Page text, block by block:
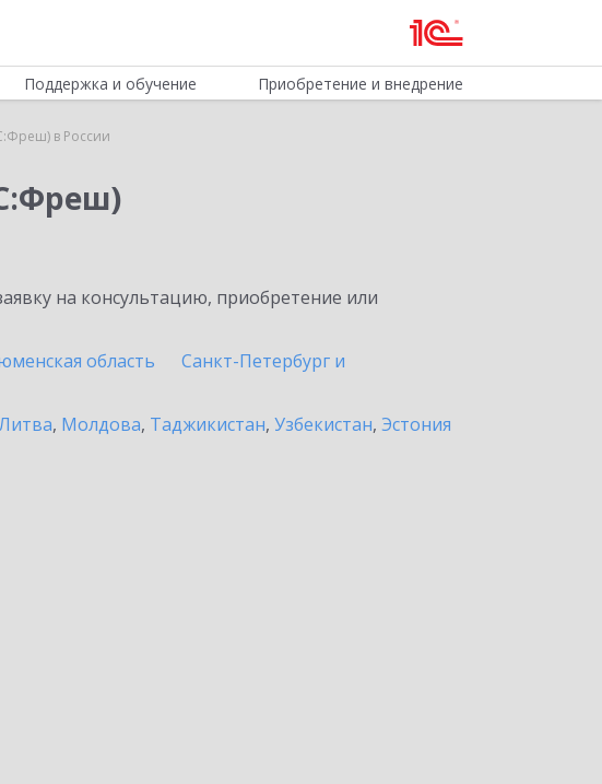
Поддержка и обучение Приобретение и внедрение
в России
на консультацию, приобретение или
область
Санкт-Петербург и
, Молдова, Таджикистан, Узбекистан, Эстония